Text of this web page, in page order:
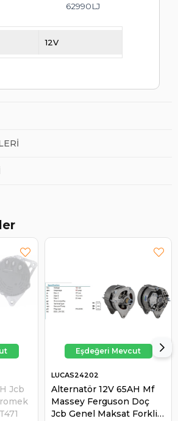
62990LJ
12V
Jcb
Alternatör 12V 65AH Mf
Massey Ferguson Doç
Jcb Genel Maksat Forklift
LUCAS24202